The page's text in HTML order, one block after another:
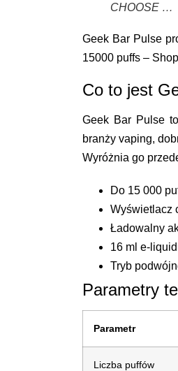
CHOOSE …
Geek Bar Pulse
15000 puffs –
Co to jest
Geek Bar Pulse to
branży vaping,
Wyróżnia go
Do 15 000
Wyświetlacz
Ładowalny
16 ml e-
Tryb
Parametry
Parametr
Liczba puffów